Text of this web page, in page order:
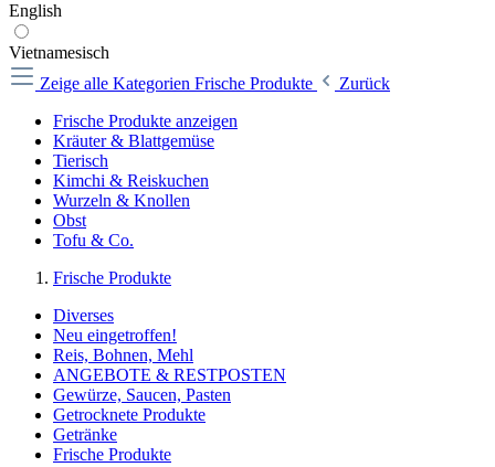
English
Vietnamesisch
Zeige alle Kategorien Frische Produkte
Zurück
Frische Produkte anzeigen
Kräuter & Blattgemüse
Tierisch
Kimchi & Reiskuchen
Wurzeln & Knollen
Obst
Tofu & Co.
Frische Produkte
Diverses
Neu eingetroffen!
Reis, Bohnen, Mehl
ANGEBOTE & RESTPOSTEN
Gewürze, Saucen, Pasten
Getrocknete Produkte
Getränke
Frische Produkte